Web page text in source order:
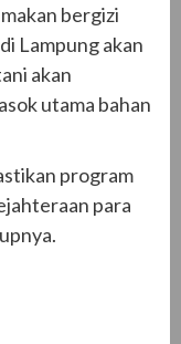
bergizi
Lampung akan
akan
utama bahan
program
para